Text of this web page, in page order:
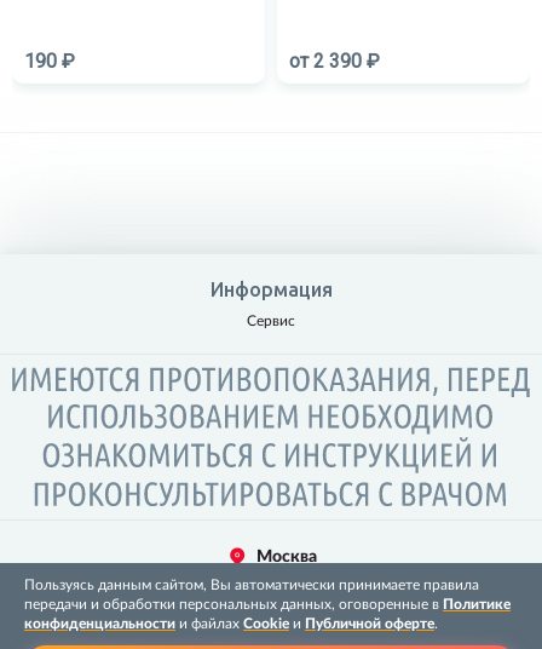
190 ₽ от 2 390 ₽
Информация
Сервис
Москва
Copyright 2026 © ООО “Опора”
Пользуясь данным сайтом, Вы автоматически принимаете правила
передачи и обработки персональных данных, оговоренные в Политике
конфиденциальности и файлах Cookie и Публичной оферте.